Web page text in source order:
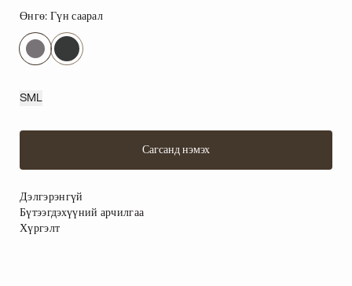
Өнгө: Гүн саарал
SM L
Сагсанд нэмэх
Дэлгэрэнгүй
Бүтээгдэхүүний арчилгаа
Хүргэлт